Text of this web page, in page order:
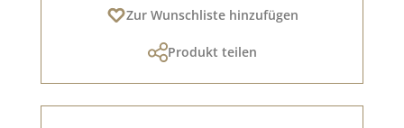
Zur Wunschliste hinzufügen
Produkt teilen